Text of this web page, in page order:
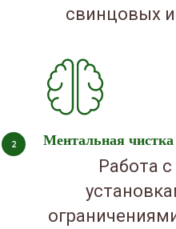
свинцовых
Ментальная чистка
Работа